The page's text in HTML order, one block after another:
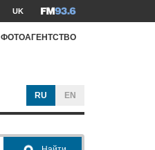
UK
ФОТОАГЕНТСТВО
RU EN